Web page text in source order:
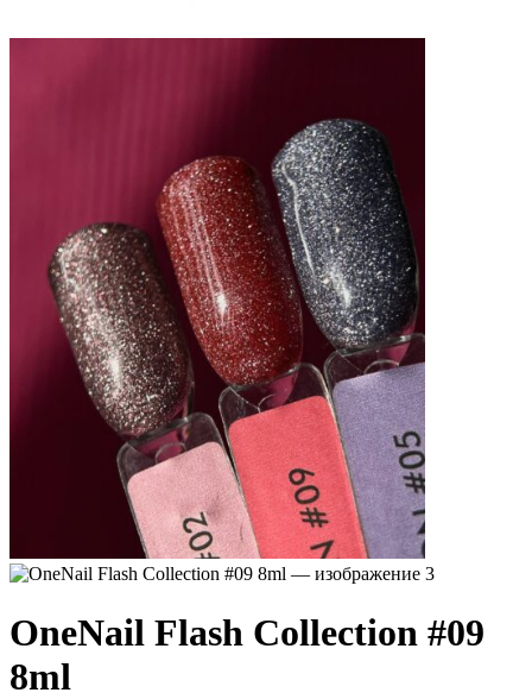
OneNail Flash Collection #09
8ml